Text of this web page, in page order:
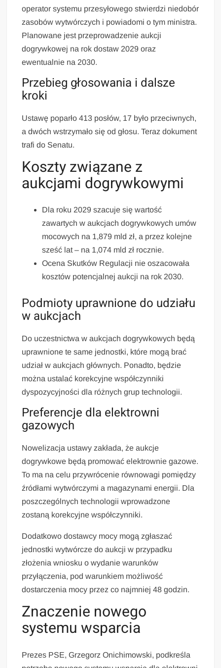
operator systemu przesyłowego stwierdzi niedobór
zasobów wytwórczych i powiadomi o tym ministra.
Planowane jest przeprowadzenie aukcji
dogrywkowej na rok dostaw 2029 oraz
ewentualnie na 2030.
Przebieg głosowania i dalsze
kroki
Ustawę poparło 413 posłów, 17 było przeciwnych,
a dwóch wstrzymało się od głosu. Teraz dokument
trafi do Senatu.
Koszty związane z
aukcjami dogrywkowymi
Dla roku 2029 szacuje się wartość
zawartych w aukcjach dogrywkowych umów
mocowych na 1,879 mld zł, a przez kolejne
sześć lat – na 1,074 mld zł rocznie.
Ocena Skutków Regulacji nie oszacowała
kosztów potencjalnej aukcji na rok 2030.
Podmioty uprawnione do udziału
w aukcjach
Do uczestnictwa w aukcjach dogrywkowych będą
uprawnione te same jednostki, które mogą brać
udział w aukcjach głównych. Ponadto, będzie
można ustalać korekcyjne współczynniki
dyspozycyjności dla różnych grup technologii.
Preferencje dla elektrowni
gazowych
Nowelizacja ustawy zakłada, że aukcje
dogrywkowe będą promować elektrownie gazowe.
To ma na celu przywrócenie równowagi pomiędzy
źródłami wytwórczymi a magazynami energii. Dla
poszczególnych technologii wprowadzone
zostaną korekcyjne współczynniki.
Dodatkowo dostawcy mocy mogą zgłaszać
jednostki wytwórcze do aukcji w przypadku
złożenia wniosku o wydanie warunków
przyłączenia, pod warunkiem możliwość
dostarczenia mocy przez co najmniej 48 godzin.
Znaczenie nowego
systemu wsparcia
Prezes PSE, Grzegorz Onichimowski, podkreśla